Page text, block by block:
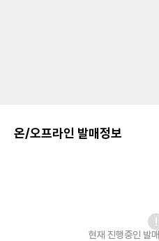
온/오프라인 발매정보
현재 진행중인 발매